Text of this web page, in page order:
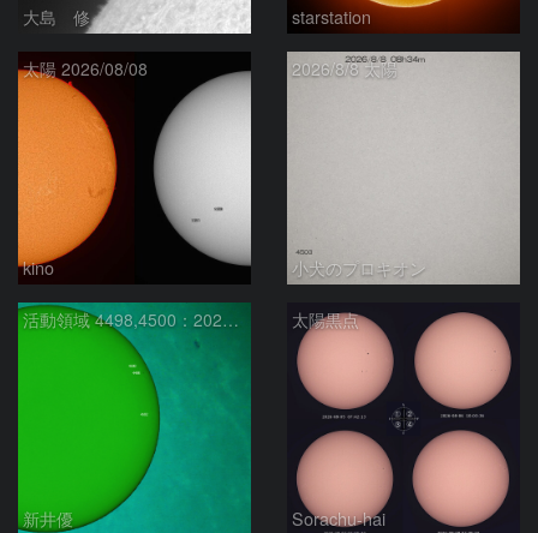
大島 修 starstation
太陽 2026/08/08
kino
2026/8/8 太陽
小犬のプロキオン
活動領域 4498,4500：2026/08/08
新井優
太陽黒点
Sorachu-hai